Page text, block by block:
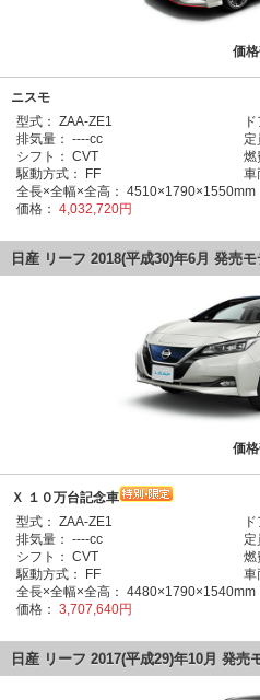
価
ニスモ
型式： ZAA-ZE1
排気量： ----cc 定
シフト： CVT 燃
駆動方式：
FF 車
全長×全幅×全高： 4510×1790×1550mm
価格： 4,032,720円
日産 リーフ 2018(平成30)年6月 発売
価
Ｘ １０万台記念車
型式： ZAA-ZE1
排気量： ----cc 定
シフト： CVT 燃
駆動方式：
FF 車
全長×全幅×全高： 4480×1790×1540mm
価格： 3,707,640円
日産 リーフ 2017(平成29)年10月 発売